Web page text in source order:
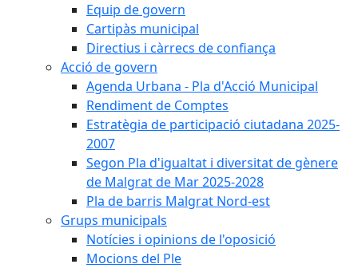
Equip de govern
Cartipàs municipal
Directius i càrrecs de confiança
Acció de govern
Agenda Urbana - Pla d'Acció Municipal
Rendiment de Comptes
Estratègia de participació ciutadana 2025-
2007
Segon Pla d'igualtat i diversitat de gènere
de Malgrat de Mar 2025-2028
Pla de barris Malgrat Nord-est
Grups municipals
Notícies i opinions de l'oposició
Mocions del Ple